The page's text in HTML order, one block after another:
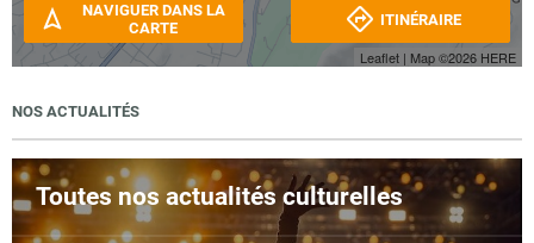
Leaflet | Map ©2026 HERE
NAVIGUER DANS LA
CARTE
ITINÉRAIRE
NOS ACTUALITÉS
Toutes nos actualités culturelles